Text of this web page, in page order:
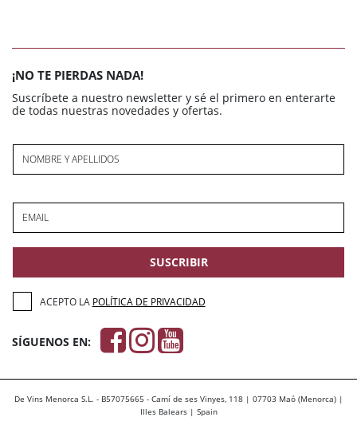
¡NO TE PIERDAS NADA!
Suscríbete a nuestro newsletter y sé el primero en enterarte
de todas nuestras novedades y ofertas.
NOMBRE Y APELLIDOS
EMAIL
SUSCRIBIR
ACEPTO LA POLÍTICA DE PRIVACIDAD
SÍGUENOS EN:
De Vins Menorca S.L. - B57075665 - Camí de ses Vinyes, 118 | 07703 Maó (Menorca) |
Illes Balears | Spain